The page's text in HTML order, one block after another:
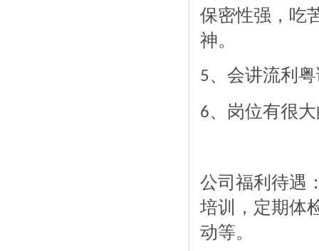
保密性强，吃
神。
5、会讲流利
6、岗位有很
公司福利待遇
培训，定期体
动等。